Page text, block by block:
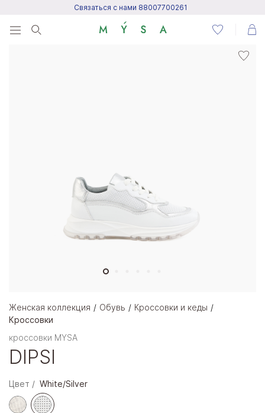
Связаться с нами 88007700261
Женская коллекция Обувь
Кроссовки и кеды
Кроссовки
кроссовки MYSA
DIPSI
Цвет White/Silver